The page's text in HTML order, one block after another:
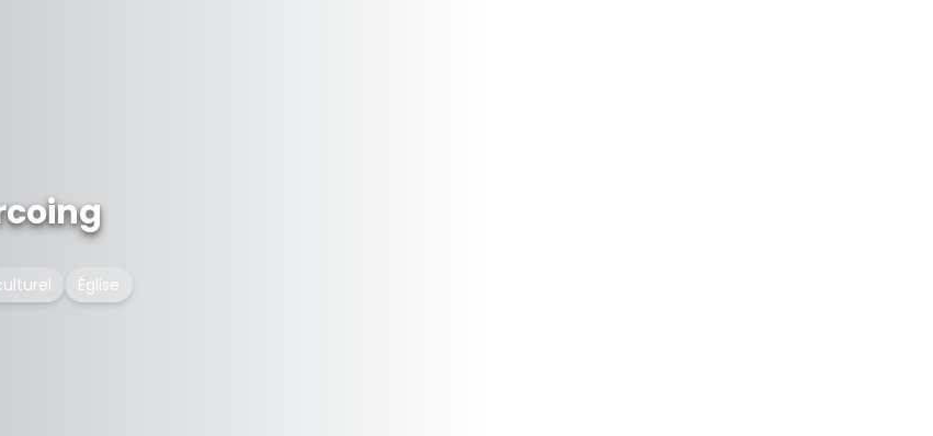
Église